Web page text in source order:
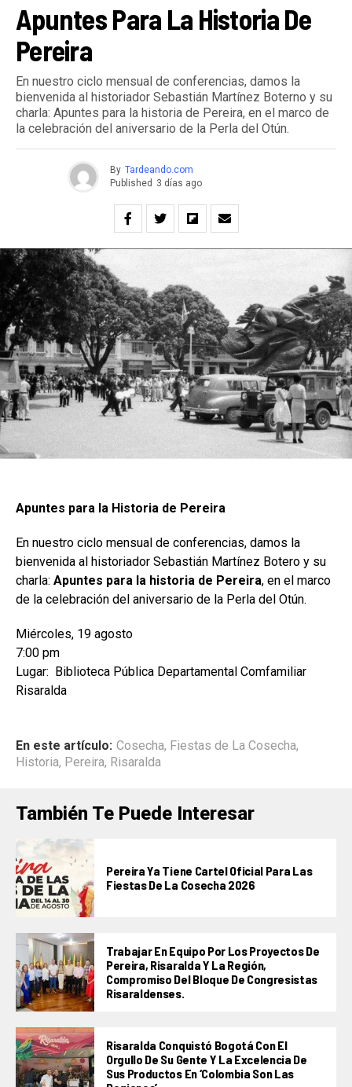
Apuntes Para La Historia De
Pereira
En nuestro ciclo mensual de conferencias, damos la
bienvenida al historiador Sebastián Martínez Boterno y su
charla: Apuntes para la historia de Pereira, en el marco de
la celebración del aniversario de la Perla del Otún.
By Tardeando.com
Published 3 días ago
Apuntes para la Historia de Pereira
En nuestro ciclo mensual de conferencias, damos la
bienvenida al historiador Sebastián Martínez Botero y su
charla: Apuntes para la historia de Pereira, en el marco
de la celebración del aniversario de la Perla del Otún.
Miércoles, 19 agosto
7:00 pm
Lugar: Biblioteca Pública Departamental Comfamiliar
Risaralda
En este artículo: Cosecha, Fiestas de La Cosecha,
Historia, Pereira, Risaralda
También Te Puede Interesar
Pereira Ya Tiene Cartel Oficial Para Las
Fiestas De La Cosecha 2026
Trabajar En Equipo Por Los Proyectos De
Pereira, Risaralda Y La Región,
Compromiso Del Bloque De Congresistas
Risaraldenses.
Risaralda Conquistó Bogotá Con El
Orgullo De Su Gente Y La Excelencia De
Sus Productos En ‘Colombia Son Las